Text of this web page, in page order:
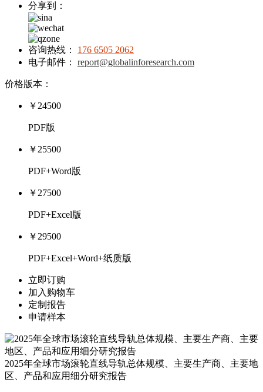
分享到：
咨询热线： 176 6505 2062
电子邮件： report@globalinforesearch.com
价格版本：
￥24500
PDF版
￥25500
PDF+Word版
￥27500
PDF+Excel版
￥29500
PDF+Excel+Word+纸质版
立即订购
加入购物车
定制报告
申请样本
2025年全球市场滚轮直线导轨总体规模、主要生产商、主要地
区、产品和应用细分研究报告